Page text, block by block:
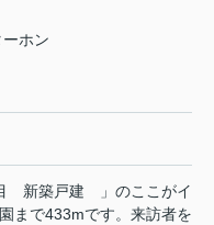
ホン
新築戸建 」のここがイ
まで433mです。来訪者を